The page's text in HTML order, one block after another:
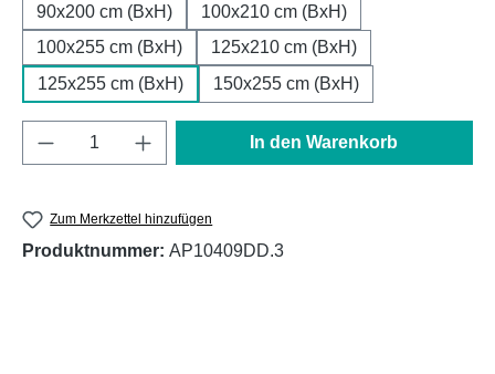
90x200 cm (BxH)
100x210 cm (BxH)
100x255 cm (BxH)
125x210 cm (BxH)
125x255 cm (BxH)
150x255 cm (BxH)
Produkt Anzahl: Gib den gewünschten
In den Warenkorb
Zum Merkzettel hinzufügen
Produktnummer: AP10409DD.3